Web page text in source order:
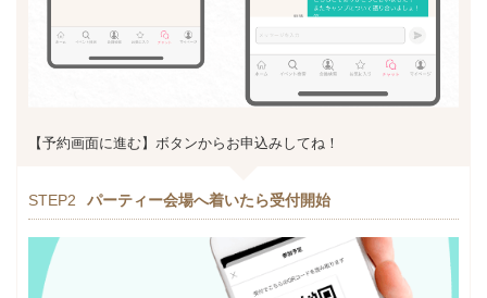
【予約画面に進む】ボタンからお申込みしてね！
STEP2 パーティー会場へ着いたら受付開始